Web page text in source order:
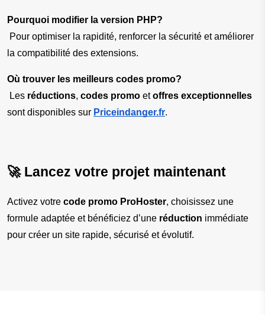
Pourquoi modifier la version PHP?
la compatibilité des extensions.
Où trouver les meilleurs codes promo?
Les réductions, codes promo et offres exceptionnelles
sont disponibles sur Priceindanger.fr.
🚀 Lancez votre projet maintenant
Activez votre code promo ProHoster, choisissez une
formule adaptée et bénéficiez d’une réduction immédiate
pour créer un site rapide, sécurisé et évolutif.